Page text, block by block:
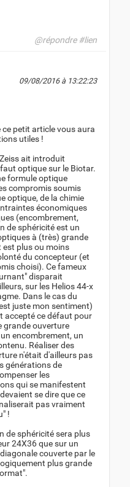
@répondre #lien
09/08/2016 à 13:22:23
ce petit article vous aura
utiles !
ait introduit
optique sur le Biotar.
formule optique
compromis soumis
optique, de la chimie
économiques
(encombrement,
de sphéricité est un
à (très) grande
est plus ou moins
du concepteur (et
choisi). Ce fameux
disparait
sur les Helios 44-x
Dans le cas du
juste mon sentiment)
accepté ce défaut pour
grande ouverture
encombrement, un
Réaliser des
n'était d'ailleurs pas
générations de
les
qui se manifestent
se dire que ce
pas vraiment
!
de sphéricité sera plus
24X36 que sur un
couverte par le
plus grande